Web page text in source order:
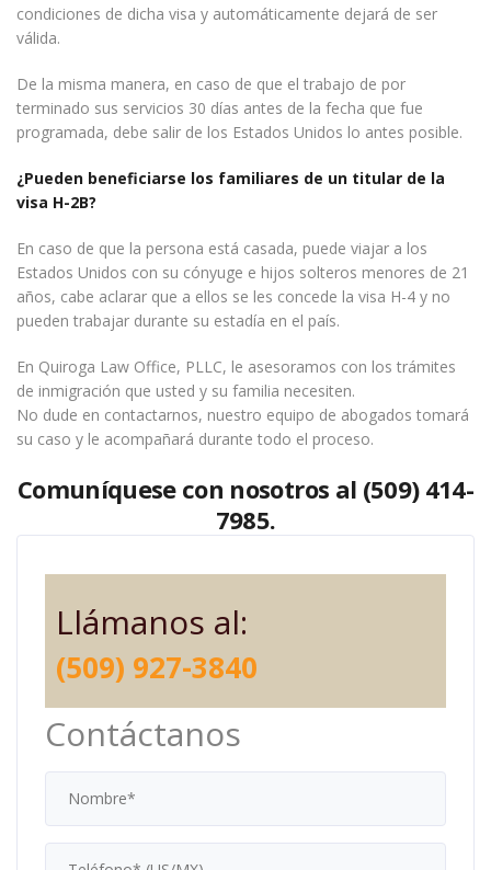
condiciones de dicha visa y automáticamente dejará de ser
válida.
De la misma manera, en caso de que el trabajo de por
terminado sus servicios 30 días antes de la fecha que fue
programada, debe salir de los Estados Unidos lo antes posible.
¿Pueden beneficiarse los familiares de un titular de la
visa H-2B?
En caso de que la persona está casada, puede viajar a los
Estados Unidos con su cónyuge e hijos solteros menores de 21
años, cabe aclarar que a ellos se les concede la visa H-4 y no
pueden trabajar durante su estadía en el país.
En Quiroga Law Office, PLLC, le asesoramos con los trámites
de inmigración que usted y su familia necesiten.
No dude en contactarnos, nuestro equipo de abogados tomará
su caso y le acompañará durante todo el proceso.
Comuníquese con nosotros al (509) 414-
7985.
Llámanos al:
(509) 927-3840
Contáctanos